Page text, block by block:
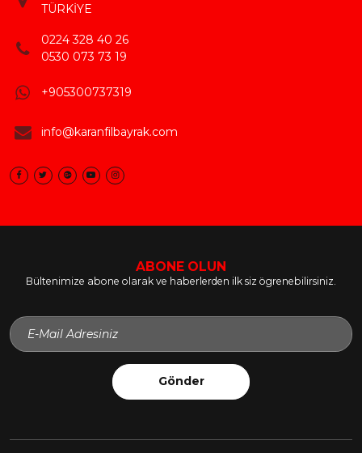
TÜRKİYE
0224 328 40 26
0530 073 73 19
+905300737319
info@karanfilbayrak.com
ABONE OLUN
Bültenimize abone olarak ve haberlerden ilk siz ögrenebilirsiniz.
Gönder